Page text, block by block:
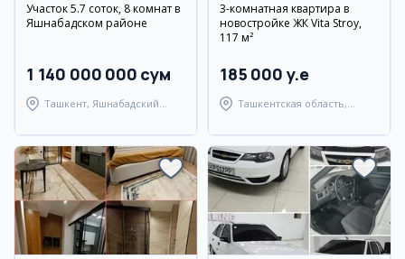
Участок 5.7 соток, 8 комнат в
Яшнабадском районе
1 140 000 000 сум
Ташкент, Яшнабадский
3-комнатная квартира в
новостройке ЖК Vita Stroy,
117 м²
185 000 y.e
Ташкентская область,